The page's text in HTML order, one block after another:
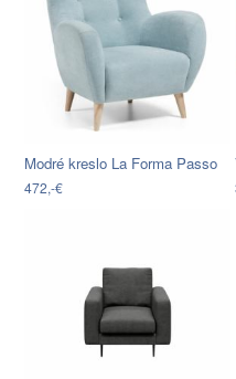
Modré kreslo La Forma Passo
472,-€